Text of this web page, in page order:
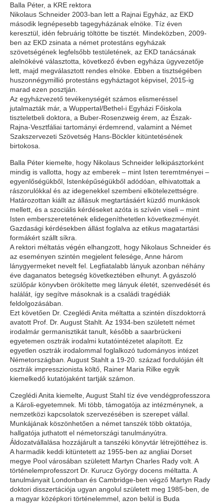
Balla Péter, a KRE rektora
Nikolaus Schneider 2003-ban lett a Rajnai Egyház, az EKD
második legnépesebb tagegyházának elnöke. Tíz éven
keresztül, idén februárig töltötte be tisztét. Mindeközben, 2009-
ben az EKD zsinata a német protestáns egyházak
szövetségének legfelsőbb testületének, az EKD tanácsának
alelnökévé választotta, következő évben egyháza ügyvezetője
lett, majd megválasztott rendes elnöke. Ebben a tisztségében
huszonnégymillió protestáns egyháztagot képvisel, 2015-ig
marad ezen posztján.
Az egyházvezető tevékenységét számos elismeréssel
jutalmazták már, a Wuppertal/Bethel-i Egyházi Főiskola
tiszteletbeli doktora, a Buber-Rosenzweig érem, az Észak-
Rajna-Vesztfáliai tartományi érdemrend, valamint a Német
Szakszervezeti Szövetség Hans-Böckler kitüntetésének
birtokosa.
Balla Péter kiemelte, hogy Nikolaus Schneider lelkipásztorként
mindig is vallotta, hogy az emberek – mint Isten teremtményei –
egyenlőségükből, Istenképűségükből adódóan, elhivatottak a
rászorulókkal és az idegenekkel szembeni elkötelezettségre.
Határozottan kiállt az állásuk megtartásáért küzdő munkások
mellett, és a szociális kérdéseket azóta is szívén viseli – mint
Isten emberszeretetének elidegeníthetetlen következményét.
Gazdasági kérdésekben állást foglalva az etikus magatartási
formákért szállt síkra.
A rektori méltatás végén elhangzott, hogy Nikolaus Schneider és
az eseményen szintén megjelent felesége, Anne három
lánygyermeket nevelt fel. Legfiatalabb lányuk azonban néhány
éve daganatos betegség következtében elhunyt. A gyászoló
szülőpár könyvben örökítette meg lányuk életét, szenvedését és
halálát, így segítve másoknak is a családi tragédiák
feldolgozásában.
Ezt követően Dr. Czeglédi Anita méltatta a szintén díszdoktorrá
avatott Prof. Dr. August Stahlt. Az 1934-ben született német
irodalmár germanisztikát tanult, később a saarbrückeni
egyetemen osztrák irodalmi kutatóintézetet alapított. Ez
egyetlen osztrák irodalommal foglalkozó tudományos intézet
Németországban. August Stahlt a 19-20. század fordulóján élt
osztrák impresszionista költő, Rainer Maria Rilke egyik
kiemelkedő kutatójaként tartják számon.
Czeglédi Anita kiemelte, August Stahl tíz éve vendégprofesszora
a Károli-egyetemnek. Mi több, támogatója az intézménynek, a
nemzetközi kapcsolatok szervezésében is szerepet vállal.
Munkájának köszönhetően a német tanszék több oktatója,
hallgatója juthatott el németországi tanulmányútra.
Áldozatvállalása hozzájárult a tanszéki könyvtár létrejöttéhez is.
A harmadik keddi kitüntetett az 1955-ben az angliai Dorset
megye Pool városában született Martyn Charles Rady volt. A
történelemprofesszort Dr. Kurucz György docens méltatta. A
tanulmányait Londonban és Cambridge-ben végző Martyn Rady
doktori disszertációja ugyan angolul született meg 1985-ben, de
a magyar középkori történelemmel, azon belül is Buda